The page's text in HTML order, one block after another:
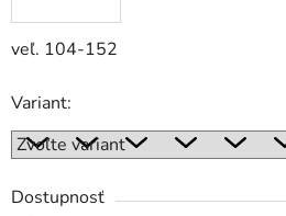
veľ. 104-152
Variant:
Dostupnosť